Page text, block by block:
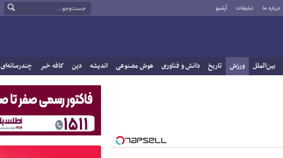
درباره ما تبلیغات آرشیو
بین‌الملل ورزش تاریخ دانش و فناوری هوش مصنوعی اندیشه دین کافه خبر چندرسانه‌ای